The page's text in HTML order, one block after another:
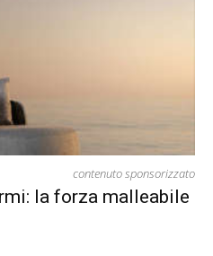
contenuto sponsorizzato
la forza malleabile